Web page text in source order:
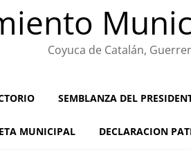
Coyuca de Catalán,
SEMBLANZA DEL
MUNICIPAL DECLARACION